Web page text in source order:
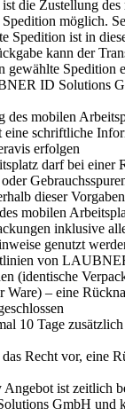
die Zustellung des
möglich.
Spedition ist in
kann der
gewählte Spedition
ID Solutions
des mobilen
eine schriftliche
erfolgen
darf bei einer
dieser
mobilen
inklusive
genutzt
von
(identische
Ware) – eine
10 Tage
Recht vor, eine
ist zeitlich
GmbH und